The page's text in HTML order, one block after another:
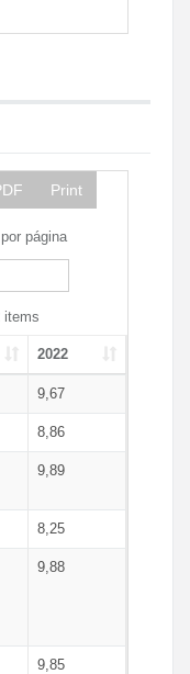
Print
página
items
2022
9,67
8,86
9,89
8,25
9,88
9,85